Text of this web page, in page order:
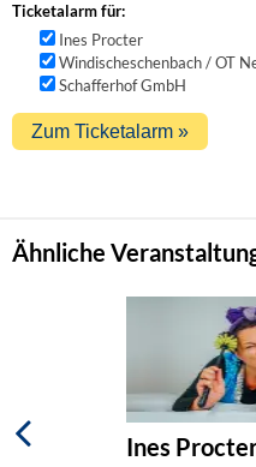
Ticketalarm für:
Ines Procter
Windischeschenbach / OT
Schafferhof GmbH
Ähnliche
Ines